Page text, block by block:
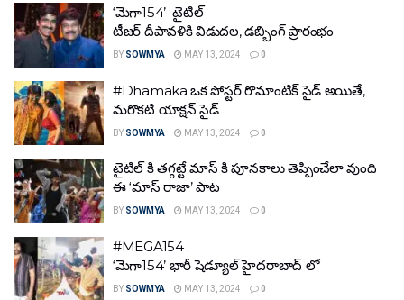
‘మెగా154’ టైటిల్
టీజర్ దీపావళికి విడుదల, డబ్బింగ్ ప్రారంభం
BY SOWMYA MAY 13, 2024 0
#Dhamaka ఒక పోస్టర్ రొమాంటిక్ సైడ్ అయితే,
మరొకటి యాక్షన్ సైడ్
BY SOWMYA MAY 13, 2024 0
టైటిల్ కి తగ్గట్టే మాస్ కి పూనకాలు తెప్పించేలా వుంది
ఈ ‘మాస్ రాజా’ పాట
BY SOWMYA MAY 13, 2024 0
#MEGA154 :
‘మెగా154’ భారీ షెడ్యూల్ హైదరాబాద్‌ లో
BY SOWMYA MAY 13, 2024 0